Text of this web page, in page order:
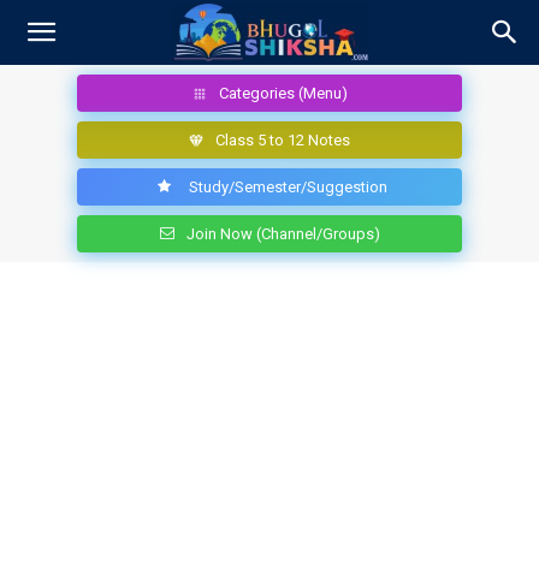
Categories (Menu)
Class 5 to 12 Notes
Study/Semester/Suggestion
Join Now (Channel/Groups)